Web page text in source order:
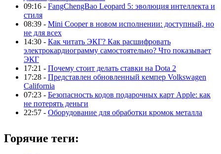
09:16 - FangChengBao Leopard 5: эволюция интеллекта и
стиля
08:39 - Mini Cooper в новом исполнении: доступный, но
не для всех
14:30 - Как читать ЭКГ? Как расшифровать
электрокардиограмму самостоятельно? Что показывает
ЭКГ
17:21 - Почему стоит делать ставки на Dota 2
17:28 - Представлен обновленный кемпер Volkswagen
California
07:23 - Безопасность кодов подарочных карт Apple: как
не потерять деньги
22:57 - Оборудование для обработки кромок металла
Горячие теги: